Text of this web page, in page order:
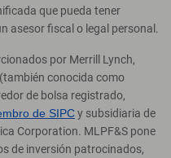
que pueda tener
asesor fiscal o legal personal.
por Merrill Lynch,
conocida como
de bolsa registrado,
de SIPCy subsidiaria de
Corporation. MLPF&S pone
de inversión patrocinados,